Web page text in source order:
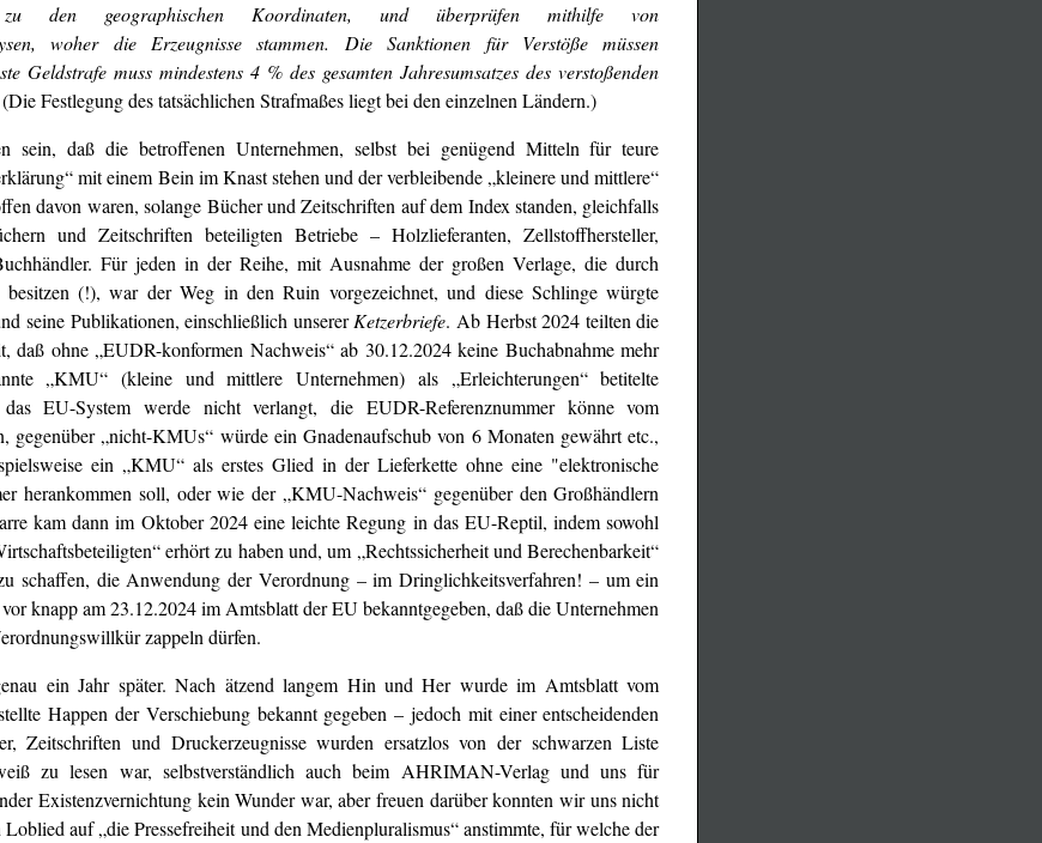
den geographischen Koordinaten, und überprüfen mithilfe von
woher die Erzeugnisse stammen. Die Sanktionen für Verstöße müssen
Geldstrafe muss mindestens 4 % des gesamten Jahresumsatzes des verstoßenden
Festlegung des tatsächlichen Strafmaßes liegt bei den einzelnen Ländern.)
sein, daß die betroffenen Unternehmen, selbst bei genügend Mitteln für teure
mit einem Bein im Knast stehen und der verbleibende „kleinere und mittlere“
davon waren, solange Bücher und Zeitschriften auf dem Index standen, gleichfalls
und Zeitschriften beteiligten Betriebe – Holzlieferanten, Zellstoffhersteller,
Für jeden in der Reihe, mit Ausnahme der großen Verlage, die durch
besitzen (!), war der Weg in den Ruin vorgezeichnet, und diese Schlinge würgte
seine Publikationen, einschließlich unsererKetzerbriefe. Ab Herbst 2024 teilten die
daß ohne „EUDR-konformen Nachweis“ ab 30.12.2024 keine Buchabnahme mehr
„KMU“ (kleine und mittlere Unternehmen) als „Erleichterungen“ betitelte
EU-System werde nicht verlangt, die EUDR-Referenznummer könne vom
gegenüber „nicht-KMUs“ würde ein Gnadenaufschub von 6 Monaten gewährt etc.,
ein „KMU“ als erstes Glied in der Lieferkette ohne eine "elektronische
herankommen soll, oder wie der „KMU-Nachweis“ gegenüber den Großhändlern
kam dann im Oktober 2024 eine leichte Regung in das EU-Reptil, indem sowohl
erhört zu haben und, um „Rechtssicherheit und Berechenbarkeit“
schaffen, die Anwendung der Verordnung – im Dringlichkeitsverfahren! – um ein
knapp am 23.12.2024 im Amtsblatt der EU bekanntgegeben, daß die Unternehmen
zappeln dürfen.
ein Jahr später. Nach ätzend langem Hin und Her wurde im Amtsblatt vom
Happen der Verschiebung bekannt gegeben – jedoch mit einer entscheidenden
Zeitschriften und Druckerzeugnisse wurden ersatzlos von der schwarzen Liste
zu lesen war, selbstverständlich auch beim AHRIMAN-Verlag und uns für
Existenzvernichtung kein Wunder war, aber freuen darüber konnten wir uns nicht
auf „die Pressefreiheit und den Medienpluralismus“ anstimmte, für welche der